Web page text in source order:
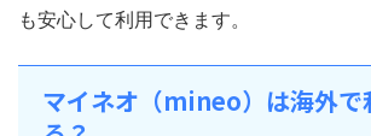
も安心して利用できます。
マイネオ（mineo）は海外で